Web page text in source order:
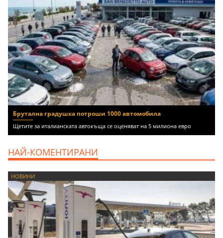
Брутална градушка потроши 1000 автомобила
Щетите за италианската автокъща се оценяват на 5 милиона евро
НАЙ-КОМЕНТИРАНИ
НОВИНИ